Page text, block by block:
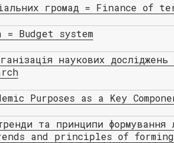
громад = Finance of
= Budget system
наукових
Purposes as a Key
та принципи формування
and principles of